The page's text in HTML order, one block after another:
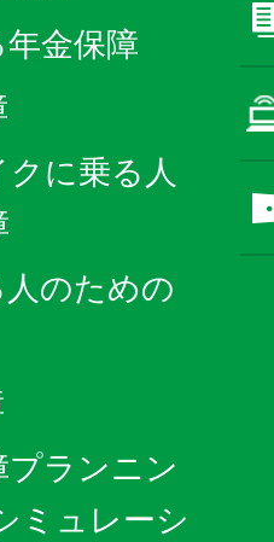
金保障
クに乗る人
のための
ランニン
ミュレーシ